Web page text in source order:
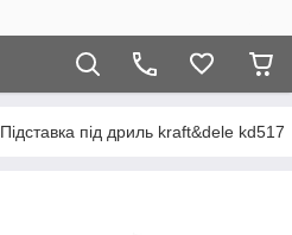
Підставка під дриль kraft&dele kd517